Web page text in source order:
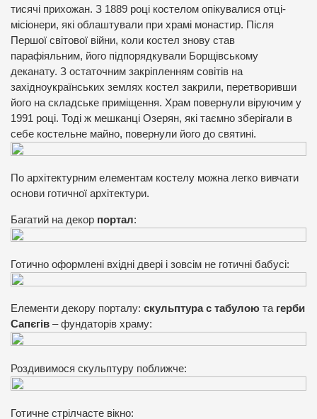
тисячі прихожан. З 1889 році костелом опікувалися отці-
місіонери, які облаштували при храмі монастир. Після
Першої світової війни, коли костел знову став
парафіяльним, його підпорядкували Борщівському
деканату. З остаточним закріпленням совітів на
західноукраїнських землях костел закрили, перетворивши
його на складське приміщення. Храм повернули віруючим у
1991 році. Тоді ж мешканці Озерян, які таємно зберігали в
себе костельне майно, повернули його до святині.
По архітектурним елементам костелу можна легко вивчати
основи готичної архітектури.
Багатий на декор портал:
Готично оформлені вхідні двері і зовсім не готичні бабусі:
Елементи декору порталу: скульптура с табулою та герби
Сапєгів – фундаторів храму:
Роздивимося скульптуру поближче:
Готичне стрілчасте вікно: